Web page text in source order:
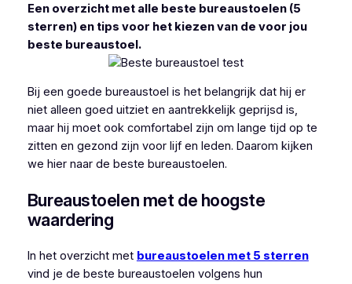
Een overzicht met alle beste bureaustoelen (5
sterren) en tips voor het kiezen van de voor jou
beste bureaustoel.
Bij een goede bureaustoel is het belangrijk dat hij er
niet alleen goed uitziet en aantrekkelijk geprijsd is,
maar hij moet ook comfortabel zijn om lange tijd op te
zitten en gezond zijn voor lijf en leden. Daarom kijken
we hier naar de beste bureaustoelen.
Bureaustoelen met de hoogste
waardering
In het overzicht met bureaustoelen met 5 sterren
vind je de beste bureaustoelen volgens hun